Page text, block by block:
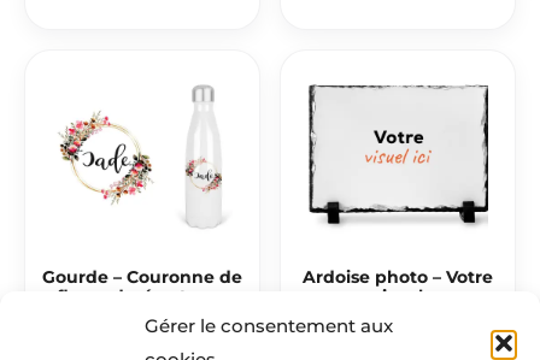
Gérer le consentement aux
Gourde – Couronne de
fleurs dorée et rose
22,00€
Ardoise photo – Votre
visuel
20,00